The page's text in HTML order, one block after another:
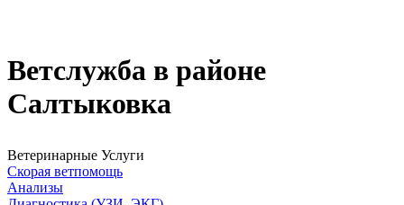
Ветслужба в районе
Салтыковка
Ветеринарные Услуги
Скорая ветпомощь
Анализы